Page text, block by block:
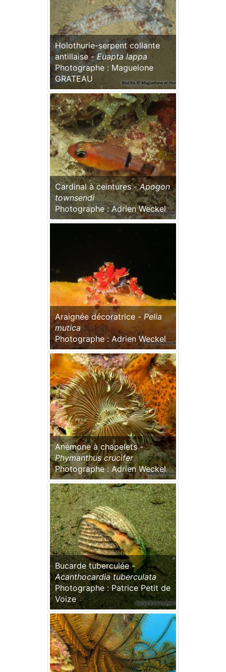
Holothurie-serpent collante
antillaise -Euapta lappa
Photographe : Maguelone
GRATEAU
Cardinal à ceintures -Apogon
townsendi
Photographe : Adrien Weckel
Araignée décoratrice - Pelia
mutica
Photographe : Adrien Weckel
Anémone à chapelets -
Phymanthus crucifer
Photographe : Adrien Weckel
Bucarde tuberculée -
Acanthocardia tuberculata
Photographe : Patrice Petit de
Voize